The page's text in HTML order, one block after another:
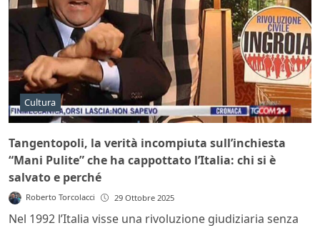
Cultura
Tangentopoli, la verità incompiuta sull’inchiesta
“Mani Pulite” che ha cappottato l’Italia: chi si è
salvato e perché
Roberto Torcolacci 29 Ottobre 2025
Nel 1992 l’Italia visse una rivoluzione giudiziaria senza